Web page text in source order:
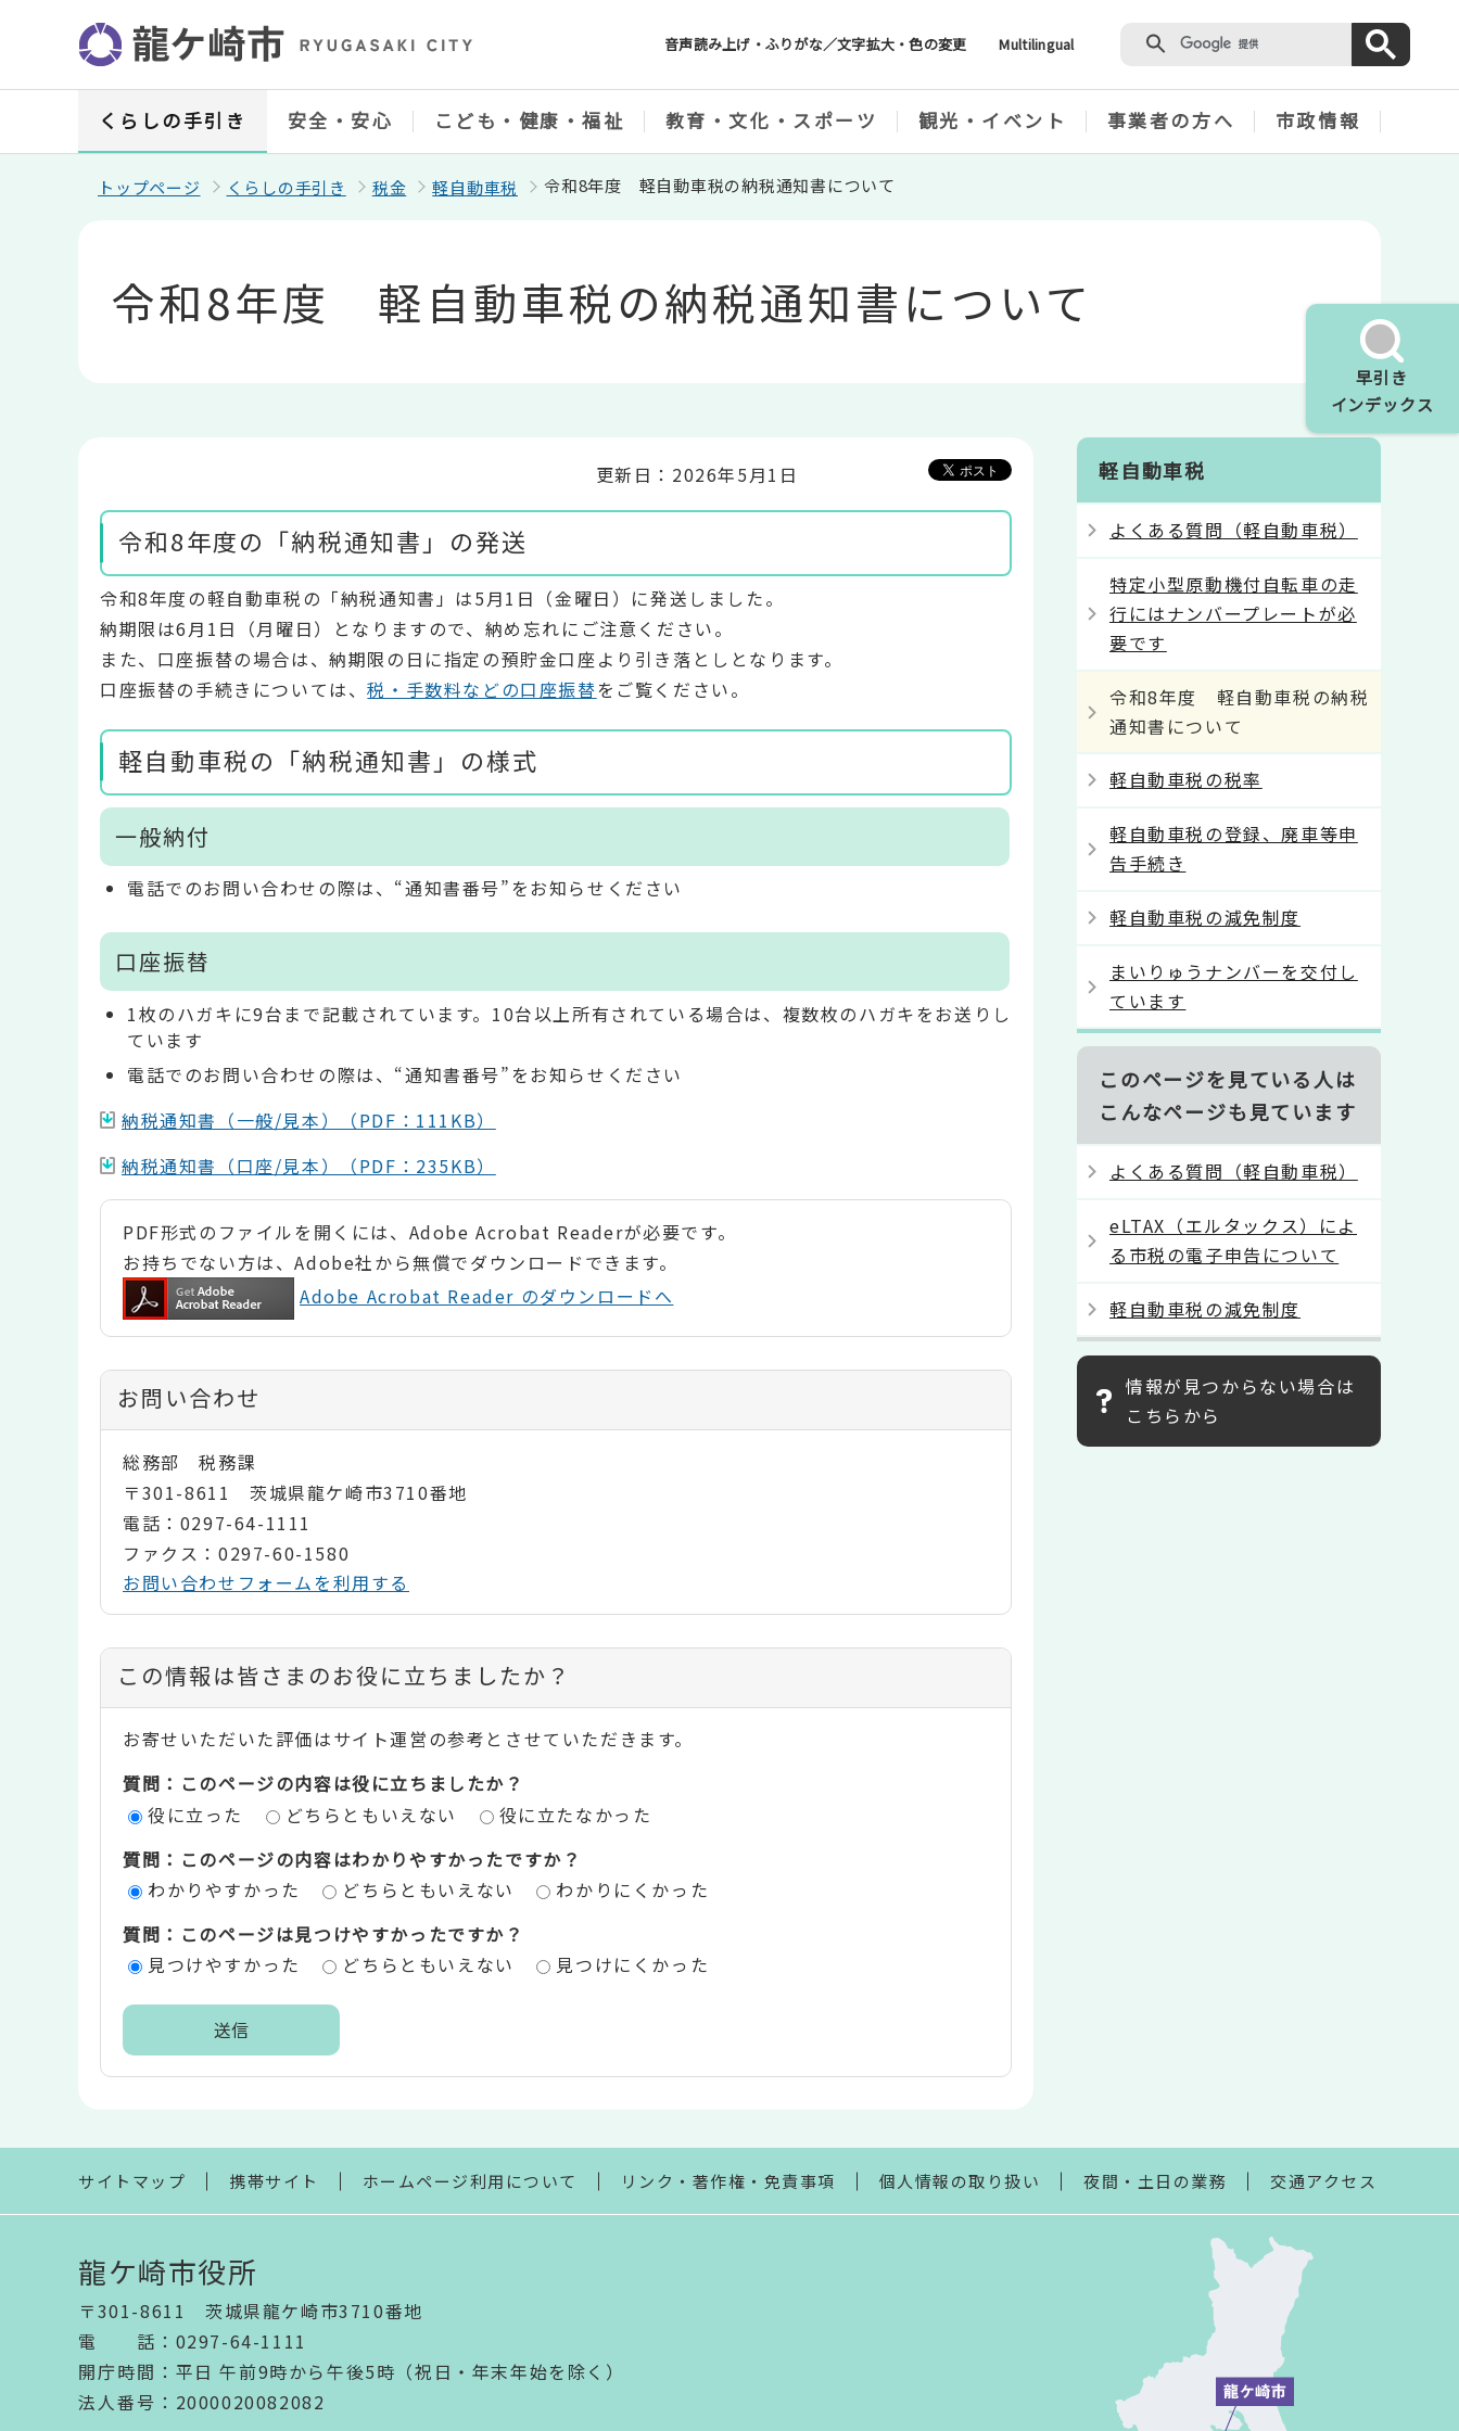
ジ
音声読み上げ・ふりがな／文字拡大・色の変更 Multilingual
早引き
インデックス
くらしの手引き 安全・安心 こども・健康・福祉 教育・文化・スポーツ 観光・イベント 事業者の方へ 市政情報
トップページ くらしの手引き 税金 軽自動車税 令和8年度 軽自動車税の納税通知書について
令和8年度 軽自動車税の納税通知書について
更新日：2026年5月1日
令和8年度の「納税通知書」の発送
令和8年度の軽自動車税の「納税通知書」は5月1日（金曜日）に発送しました。
納期限は6月1日（月曜日）となりますので、納め忘れにご注意ください。
また、口座振替の場合は、納期限の日に指定の預貯金口座より引き落としとなります。
口座振替の手続きについては、税・手数料などの口座振替をご覧ください。
軽自動車税の「納税通知書」の様式
一般納付
電話でのお問い合わせの際は、“通知書番号”をお知らせください
口座振替
1枚のハガキに9台まで記載されています。10台以上所有されている場合は、複数枚のハガキをお送りし
ています
電話でのお問い合わせの際は、“通知書番号”をお知らせください
納税通知書（一般/見本）（PDF：111KB）
納税通知書（口座/見本）（PDF：235KB）
PDF形式のファイルを開くには、Adobe Acrobat Readerが必要です。
お持ちでない方は、Adobe社から無償でダウンロードできます。
Adobe Acrobat Reader のダウンロードへ
お問い合わせ
総務部 税務課
〒301-8611 茨城県龍ケ崎市3710番地
電話：0297-64-1111
ファクス：0297-60-1580
お問い合わせフォームを利用する
コ
ン
テ
ン
評
エ
この情報は皆さまのお役に立ちましたか？
お寄せいただいた評価はサイト運営の参考とさせていただきます。
質問：このページの内容は役に立ちましたか？
役に立った
どちらともいえない
役に立たなかった
質問：このページの内容はわかりやすかったですか？
わかりやすかった
どちらともいえない
わかりにくかった
質問：このページは見つけやすかったですか？
見つけやすかった
どちらともいえない 見つけにくかった
ま
軽自動車税
よくある質問（軽自動車税）
特定小型原動機付自転車の走
行にはナンバープレートが必
要です
令和8年度 軽自動車税の納税
通知書について
軽自動車税の税率
軽自動車税の登録、廃車等申
告手続き
軽自動車税の減免制度
まいりゅうナンバーを交付し
ています
このページを見ている人は
こんなページも見ています
よくある質問（軽自動車税）
eLTAX（エルタックス）によ
る市税の電子申告について
軽自動車税の減免制度
情報が見つからない場合は
こちらから
サイトマップ 携帯サイト ホームページ利用について リンク・著作権・免責事項 個人情報の取り扱い 夜間・土日の業務 交通アクセス
龍ケ崎市役所
〒301-8611 茨城県龍ケ崎市3710番地
電話 ： 0297-64-1111
開庁時間 ： 平日 午前9時から午後5時（祝日・年末年始を除く）
法人番号 ：2000020082082